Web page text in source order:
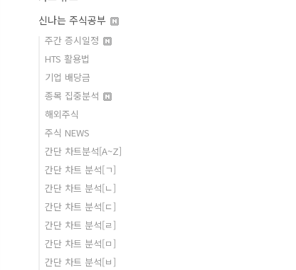
신나는 주식공부
주간 증시일정
HTS 활용법
기업 배당금
종목 집중분석
해외주식
주식 NEWS
간단 차트분석[A~Z]
간단 차트 분석[ㄱ]
간단 차트 분석[ㄴ]
간단 차트 분석[ㄷ]
간단 차트 분석[ㄹ]
간단 차트 분석[ㅁ]
간단 차트 분석[ㅂ]